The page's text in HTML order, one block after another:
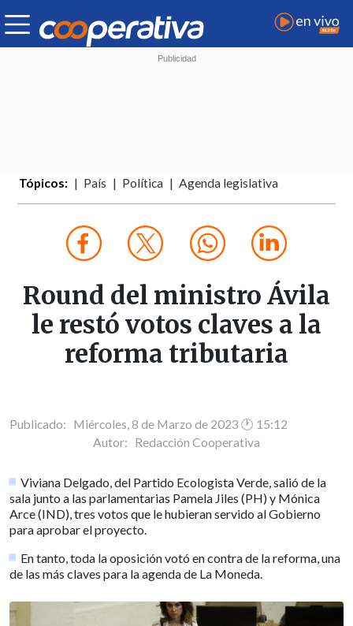
Tópicos: País Política Agenda legislativa
Round del ministro Ávila
le restó votos claves a la
reforma tributaria
Publicado: Miércoles, 8 de Marzo de 2023 🕐 15:12
Autor: Redacción Cooperativa
Viviana Delgado, del Partido Ecologista Verde, salió de la
sala junto a las parlamentarias Pamela Jiles (PH) y Mónica
Arce (IND), tres votos que le hubieran servido al Gobierno
para aprobar el proyecto.
En tanto, toda la oposición votó en contra de la reforma, una
de las más claves para la agenda de La Moneda.